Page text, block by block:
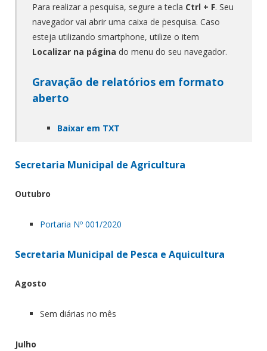
Para realizar a pesquisa, segure a tecla Ctrl + F. Seu
navegador vai abrir uma caixa de pesquisa. Caso
esteja utilizando smartphone, utilize o item
Localizar na página do menu do seu navegador.
Gravação de relatórios em formato
aberto
Baixar em TXT
Secretaria Municipal de Agricultura
Outubro
Portaria Nº 001/2020
Secretaria Municipal de Pesca e Aquicultura
Agosto
Sem diárias no mês
Julho